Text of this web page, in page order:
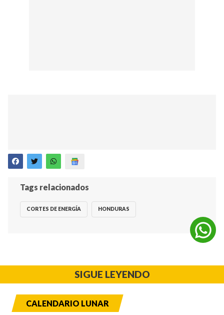
Tags relacionados
CORTES DE ENERGÍA HONDURAS
SIGUE LEYENDO
CALENDARIO LUNAR